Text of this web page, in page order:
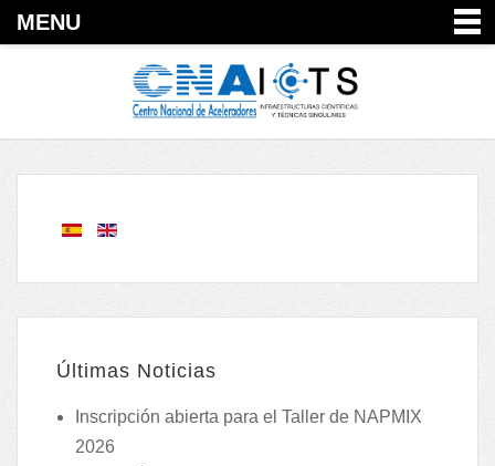
MENU
Últimas Noticias
Inscripción abierta para el Taller de NAPMIX
2026